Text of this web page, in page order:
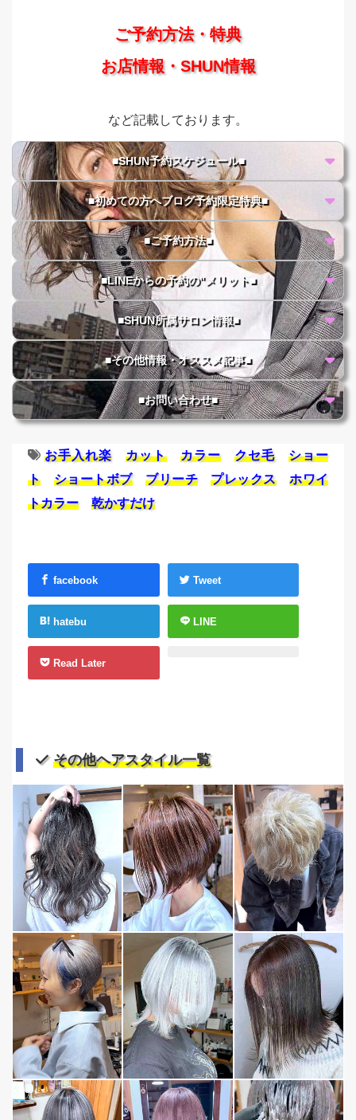
ご予約方法・特典
お店情報・SHUN情報
など記載しております。
■SHUN予約スケジュール■
■初めての方へブログ予約限定特典■
■ご予約方法■
■LINEからの予約の"メリット■
■SHUN所属サロン情報■
■その他情報・オススメ記事■
■お問い合わせ■
お手入れ楽 カット カラー クセ毛
ショー
ト
ショートボブ ブリーチ プレックス
ホワイ
トカラー
乾かすだけ
facebook Tweet
hatebu LINE
Read Later
その他ヘアスタイル一覧